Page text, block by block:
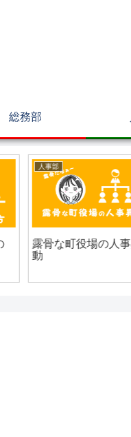
総務部
町役場職員（地方公務
員）にオススメな資格